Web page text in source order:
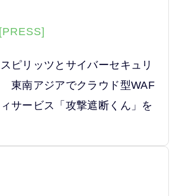
[PRESS]
ピリッツとサイバーセキュリ
東南アジアでクラウド型WAF
サービス「攻撃遮断くん」を